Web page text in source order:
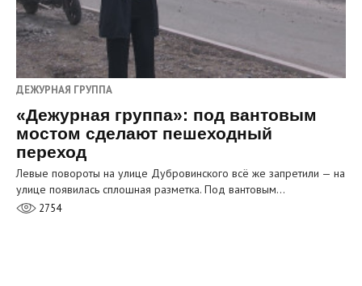
ДЕЖУРНАЯ ГРУППА
«Дежурная группа»: под вантовым
мостом сделают пешеходный
переход
Левые повороты на улице Дубровинского всё же запретили — на
улице появилась сплошная разметка. Под вантовым…
2754